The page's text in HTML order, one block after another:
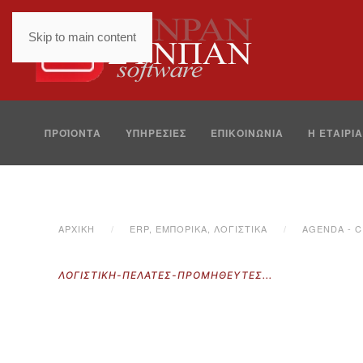
Skip to main content
ΠΡΟΪOΝΤΑ ΥΠΗΡΕΣΙΕΣ ΕΠΙΚΟΙΝΩΝΙΑ Η ΕΤΑΙΡΙΑ
ΑΡΧΙΚΉ ERP, ΕΜΠΟΡΙΚΑ, ΛΟΓΙΣΤΙΚΑ AGENDA -
ΛΟΓΙΣΤΙΚΉ-ΠΕΛΆΤΕΣ-ΠΡΟΜΗΘΕΥΤΈΣ...